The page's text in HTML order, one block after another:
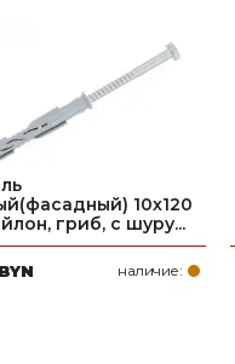
10х120
гриб, с шуру...
наличие: